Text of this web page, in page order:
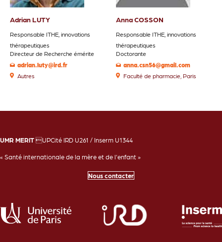
Adrian LUTY
Responsable ITHE, innovations
thérapeutiques
Directeur de Recherche émérite
adrian.luty@ird.fr
Autres
Anna COSSON
Responsable ITHE, innovations
thérapeutiques
Doctorante
anna.csn56@gmail.com
Faculté de pharmacie, Paris
UMR MERIT UPCité IRD U261 / Inserm U1344
« Santé internationale de la mère et de l'enfant »
Nous contacter